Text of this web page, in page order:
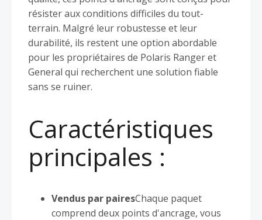
résister aux conditions difficiles du tout-
terrain. Malgré leur robustesse et leur
durabilité, ils restent une option abordable
pour les propriétaires de Polaris Ranger et
General qui recherchent une solution fiable
sans se ruiner.
Caractéristiques
principales :
Vendus par pairesChaque paquet
comprend deux points d'ancrage, vous